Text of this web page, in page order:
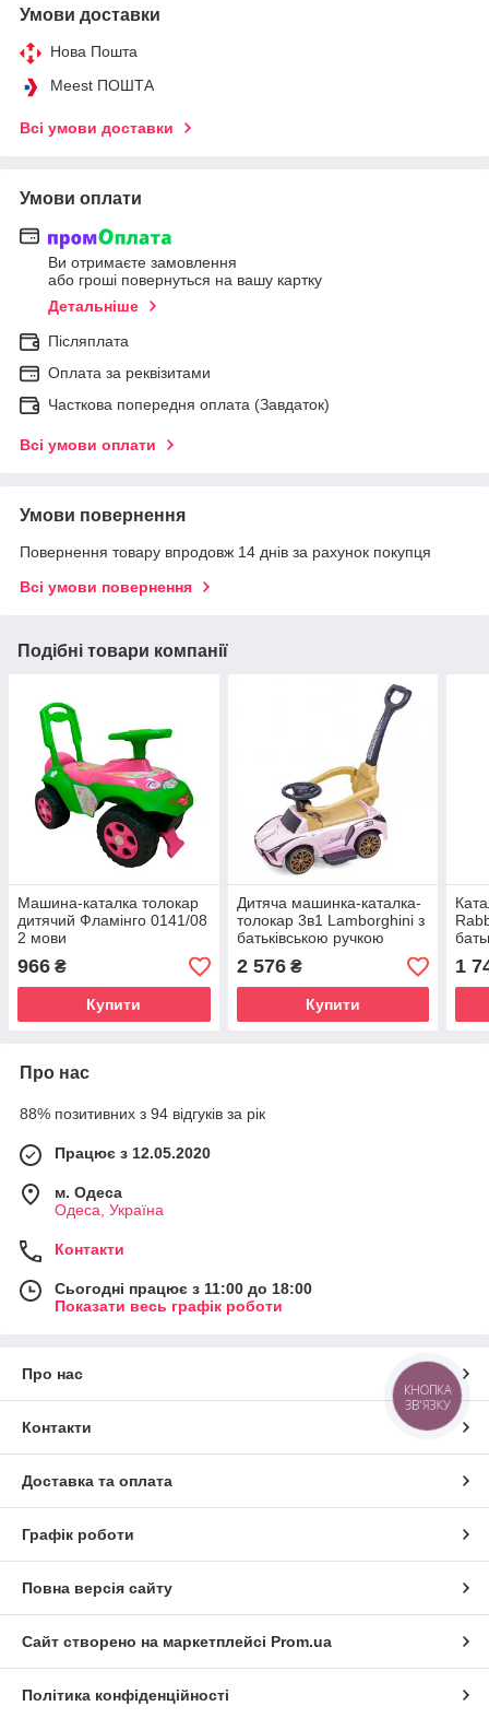
Умови доставки
Нова Пошта
Meest ПОШТА
Всі умови доставки
Умови оплати
Ви отримаєте замовлення
або гроші повернуться на вашу картку
Детальніше
Післяплата
Оплата за реквізитами
Часткова попередня оплата (Завдаток)
Всі умови оплати
Умови повернення
Повернення товару впродовж 14 днів за рахунок покупця
Всі умови повернення
Подібні товари компанії
Машина-каталка толокар
дитячий Фламінго 0141/08
2 мови
966 ₴
Купити
Дитяча машинка-каталка-
толокар 3в1 Lamborghini з
батьківською ручкою
музикою захисним
бортиком і підніжками
2 576₴
Купити
для
1
1
Про нас
88% позитивних з 94 відгуків за рік
Працює з 12.05.2020
м. Одеса
Одеса, Україна
Контакти
Сьогодні працює з 11:00 до 18:00
Показати весь графік роботи
Про нас
Контакти
Доставка та оплата
Графік роботи
Повна версія сайту
Сайт створено на маркетплейсі Prom.ua
Політика конфіденційності
КНОПКА
ЗВ'ЯЗКУ